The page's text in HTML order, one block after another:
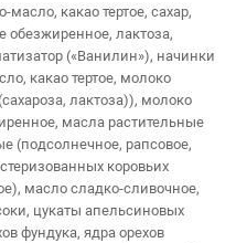
какао тертое, сахар,
обезжиренное, лактоза,
(«Ванилин»), начинки
какао тертое, молоко
лактоза)), молоко
масла растительные
(подсолнечное, рапсовое,
коровьих
масло сладко-сливочное,
цукаты апельсиновых
фундука, ядра орехов